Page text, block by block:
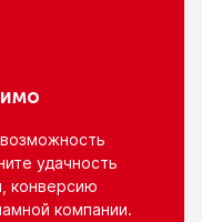
удачность
конверсию
компании.